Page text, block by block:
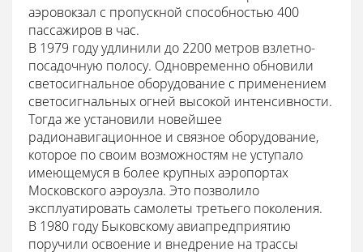
аэровокзал с пропускной способностью 400
пассажиров в час.
В 1979 году удлинили до 2200 метров взлетно-
посадочную полосу. Одновременно обновили
светосигнальное оборудование с применением
светосигнальных огней высокой интенсивности.
Тогда же установили новейшее
радионавигационное и связное оборудование,
которое по своим возможностям не уступало
имеющемуся в более крупных аэропортах
Московского аэроузла. Это позволило
эксплуатировать самолеты третьего поколения.
В 1980 году Быковскому авиапредприятию
поручили освоение и внедрение на трассы